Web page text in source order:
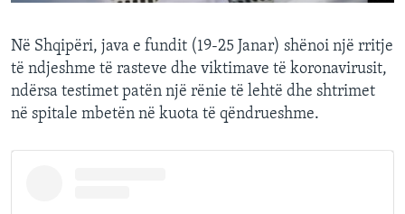
Në Shqipëri, java e fundit (19-25 Janar) shënoi një rritje
të ndjeshme të rasteve dhe viktimave të koronavirusit,
ndërsa testimet patën një rënie të lehtë dhe shtrimet
në spitale mbetën në kuota të qëndrueshme.